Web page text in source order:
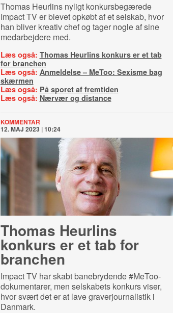
Thomas Heurlins nyligt konkursbegærede
Impact TV er blevet opkøbt af et selskab, hvor
han bliver kreativ chef og tager nogle af sine
medarbejdere med.
Læs også: Thomas Heurlins konkurs er et tab
for branchen
Læs også: Anmeldelse – MeToo: Sexisme bag
skærmen
Læs også: På sporet af fremtiden
Læs også: Nærvær og distance
KOMMENTAR
12. MAJ 2023 | 10:24
Thomas Heurlins
konkurs er et tab for
branchen
Impact TV har skabt banebrydende #MeToo-
dokumentarer, men selskabets konkurs viser,
hvor svært det er at lave graverjournalistik i
Danmark.